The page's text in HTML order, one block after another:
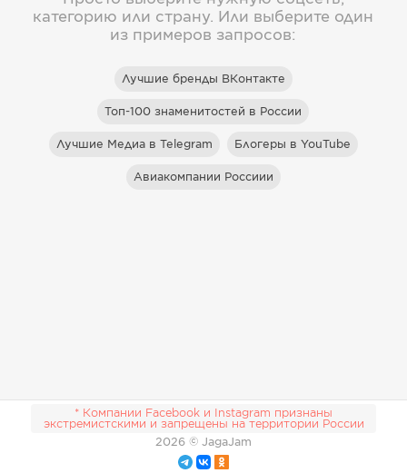
категорию или страну. Или выберите один
из примеров запросов:
Лучшие бренды ВКонтакте
Топ-100 знаменитостей в России
Лучшие Медиа в Telegram Блогеры в YouTube
Авиакомпании Россиии
* Компании Facebook и Instagram признаны
экстремистскими и запрещены на территории России
2026 © JagaJam